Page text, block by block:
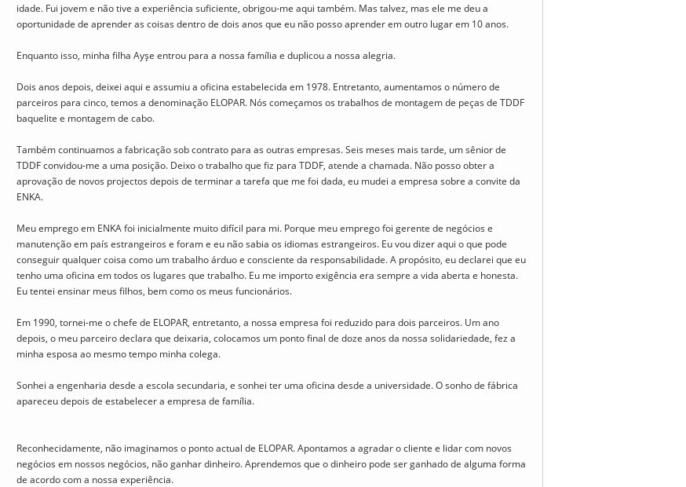
idade. Fui jovem e não tive a experiência suficiente, obrigou-me aqui também. Mas talvez, mas ele me deu a
oportunidade de aprender as coisas dentro de dois anos que eu não posso aprender em outro lugar em 10 anos.
Enquanto isso, minha filha Ayşe entrou para a nossa família e duplicou a nossa alegria.
Dois anos depois, deixei aqui e assumiu a oficina estabelecida em 1978. Entretanto, aumentamos o número de
parceiros para cinco, temos a denominação ELOPAR. Nós começamos os trabalhos de montagem de peças de TDDF
baquelite e montagem de cabo.
Também continuamos a fabricação sob contrato para as outras empresas. Seis meses mais tarde, um sênior de
TDDF convidou-me a uma posição. Deixo o trabalho que fiz para TDDF, atende a chamada. Não posso obter a
aprovação de novos projectos depois de terminar a tarefa que me foi dada, eu mudei a empresa sobre a convite da
ENKA.
Meu emprego em ENKA foi inicialmente muito difícil para mi. Porque meu emprego foi gerente de negócios e
manutenção em país estrangeiros e foram e eu não sabia os idiomas estrangeiros. Eu vou dizer aqui o que pode
conseguir qualquer coisa como um trabalho árduo e consciente da responsabilidade. A propósito, eu declarei que eu
tenho uma oficina em todos os lugares que trabalho. Eu me importo exigência era sempre a vida aberta e honesta.
Eu tentei ensinar meus filhos, bem como os meus funcionários.
Em 1990, tornei-me o chefe de ELOPAR, entretanto, a nossa empresa foi reduzido para dois parceiros. Um ano
depois, o meu parceiro declara que deixaria, colocamos um ponto final de doze anos da nossa solidariedade, fez a
minha esposa ao mesmo tempo minha colega.
Sonhei a engenharia desde a escola secundaria, e sonhei ter uma oficina desde a universidade. O sonho de fábrica
apareceu depois de estabelecer a empresa de família.
Reconhecidamente, não imaginamos o ponto actual de ELOPAR. Apontamos a agradar o cliente e lidar com novos
negócios em nossos negócios, não ganhar dinheiro. Aprendemos que o dinheiro pode ser ganhado de alguma forma
de acordo com a nossa experiência.